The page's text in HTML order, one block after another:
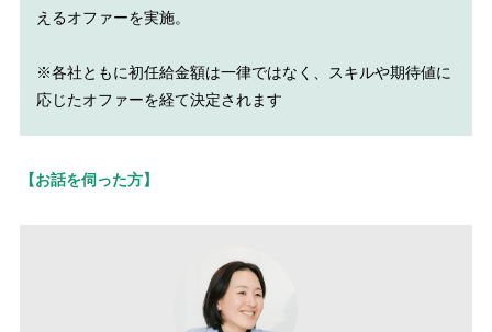
えるオファーを実施。
※各社ともに初任給金額は一律ではなく、スキルや期待値に
応じたオファーを経て決定されます
【お話を伺った方】